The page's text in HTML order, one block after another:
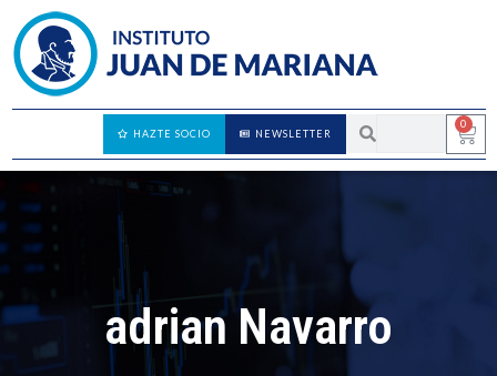
0
NEWSLETTER
HAZTE SOCIO
adrian Navarro